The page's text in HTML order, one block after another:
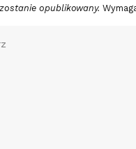
opublikowany.